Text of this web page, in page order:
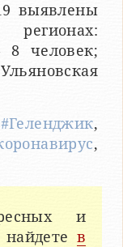
выявлены
8 человек;
#Геленджик,
,
и
в